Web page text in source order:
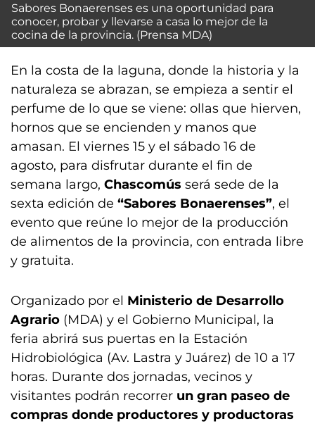
Sabores Bonaerenses es una oportunidad para
conocer, probar y llevarse a casa lo mejor de la
cocina de la provincia. (Prensa MDA)
En la costa de la laguna, donde la historia y la
naturaleza se abrazan, se empieza a sentir el
perfume de lo que se viene: ollas que hierven,
hornos que se encienden y manos que
amasan. El viernes 15 y el sábado 16 de
agosto, para disfrutar durante el fin de
semana largo, Chascomús será sede de la
sexta edición de “Sabores Bonaerenses”, el
evento que reúne lo mejor de la producción
de alimentos de la provincia, con entrada libre
y gratuita.
Organizado por el Ministerio de Desarrollo
Agrario (MDA) y el Gobierno Municipal, la
feria abrirá sus puertas en la Estación
Hidrobiológica (Av. Lastra y Juárez) de 10 a 17
horas. Durante dos jornadas, vecinos y
visitantes podrán recorrer un gran paseo de
compras donde productores y productoras